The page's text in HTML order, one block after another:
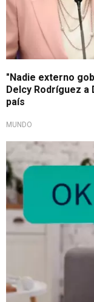
"Nadie externo
Delcy Rodríguez a
país
MUNDO
Respuesta